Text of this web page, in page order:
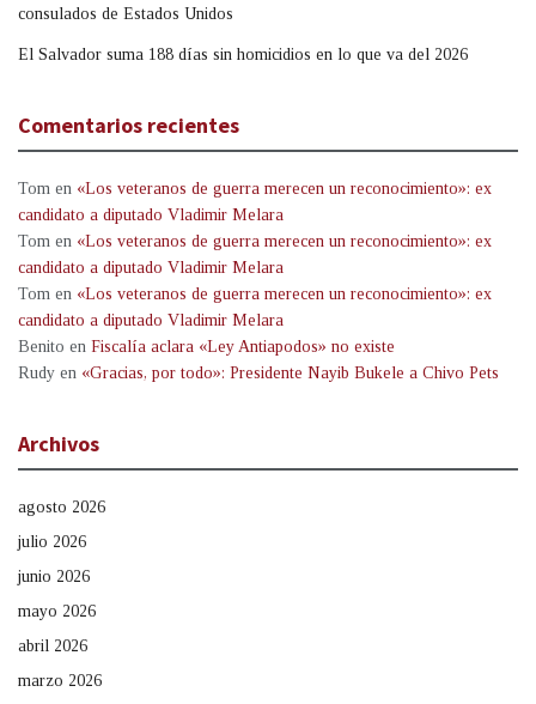
consulados de Estados Unidos
El Salvador suma 188 días sin homicidios en lo que va del 2026
Comentarios recientes
Tom en «Los veteranos de guerra merecen un reconocimiento»: ex
candidato a diputado Vladimir Melara
Tom en «Los veteranos de guerra merecen un reconocimiento»: ex
candidato a diputado Vladimir Melara
Tom en «Los veteranos de guerra merecen un reconocimiento»: ex
candidato a diputado Vladimir Melara
Benito en Fiscalía aclara «Ley Antiapodos» no existe
Rudy en «Gracias, por todo»: Presidente Nayib Bukele a Chivo Pets
Archivos
agosto 2026
julio 2026
junio 2026
mayo 2026
abril 2026
marzo 2026